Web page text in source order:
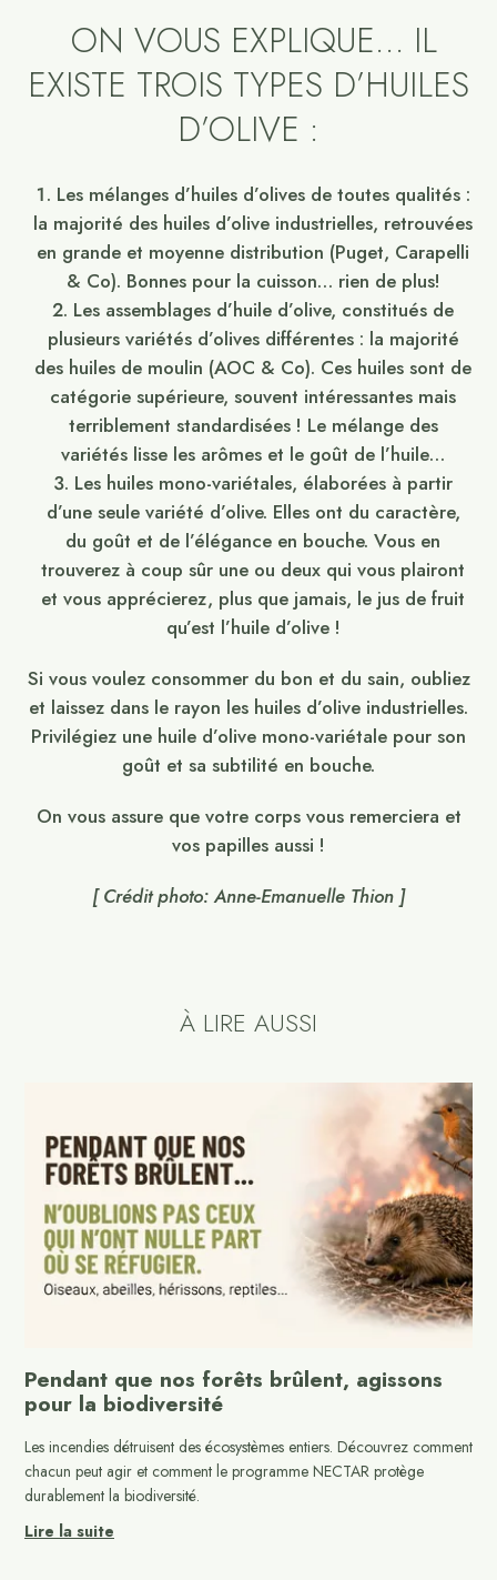
ON VOUS EXPLIQUE… IL
EXISTE TROIS TYPES D’HUILES
D’OLIVE :
Les mélanges d’huiles d’olives de toutes qualités :
la majorité des huiles d’olive industrielles, retrouvées
en grande et moyenne distribution (Puget, Carapelli
& Co). Bonnes pour la cuisson… rien de plus!
Les assemblages d’huile d’olive, constitués de
plusieurs variétés d’olives différentes : la majorité
des huiles de moulin (AOC & Co). Ces huiles sont de
catégorie supérieure, souvent intéressantes mais
terriblement standardisées ! Le mélange des
variétés lisse les arômes et le goût de l’huile…
Les huiles mono-variétales, élaborées à partir
d’une seule variété d’olive. Elles ont du caractère,
du goût et de l’élégance en bouche. Vous en
trouverez à coup sûr une ou deux qui vous plairont
et vous apprécierez, plus que jamais, le jus de fruit
qu’est l’huile d’olive !
Si vous voulez consommer du bon et du sain, oubliez
et laissez dans le rayon les huiles d’olive industrielles.
Privilégiez une huile d’olive mono-variétale pour son
goût et sa subtilité en bouche.
On vous assure que votre corps vous remerciera et
vos papilles aussi !
[ Crédit photo: Anne-Emanuelle Thion ]
À LIRE AUSSI
Pendant que nos forêts brûlent, agissons
pour la biodiversité
Les incendies détruisent des écosystèmes entiers. Découvrez comment
chacun peut agir et comment le programme NECTAR protège
durablement la biodiversité.
Lire la suite